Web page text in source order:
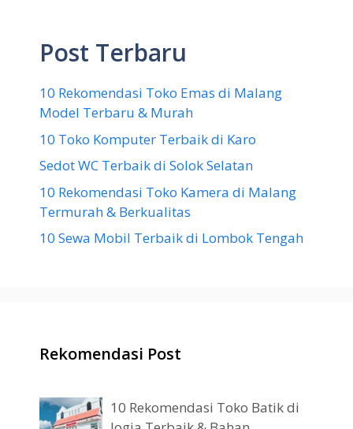
Post Terbaru
10 Rekomendasi Toko Emas di Malang
Model Terbaru & Murah
10 Toko Komputer Terbaik di Karo
Sedot WC Terbaik di Solok Selatan
10 Rekomendasi Toko Kamera di Malang
Termurah & Berkualitas
10 Sewa Mobil Terbaik di Lombok Tengah
Rekomendasi Post
10 Rekomendasi Toko Batik di